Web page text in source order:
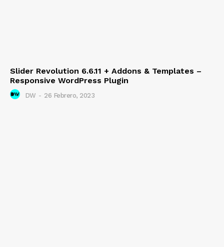
Slider Revolution 6.6.11 + Addons & Templates –
Responsive WordPress Plugin
DW - 26 Febrero, 2023